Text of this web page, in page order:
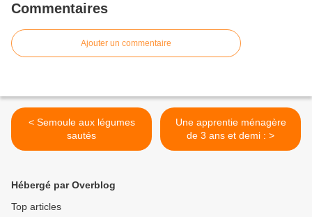
Commentaires
Ajouter un commentaire
< Semoule aux légumes
sautés
Une apprentie ménagère
de 3 ans et demi : >
Hébergé par Overblog
Top articles